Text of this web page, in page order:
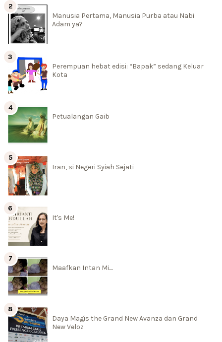
Manusia Pertama, Manusia Purba atau Nabi
Adam ya?
Perempuan hebat edisi: “Bapak” sedang Keluar
Kota
Petualangan Gaib
Iran, si Negeri Syiah Sejati
It's Me!
Maafkan Intan Mi....
Daya Magis the Grand New Avanza dan Grand
New Veloz